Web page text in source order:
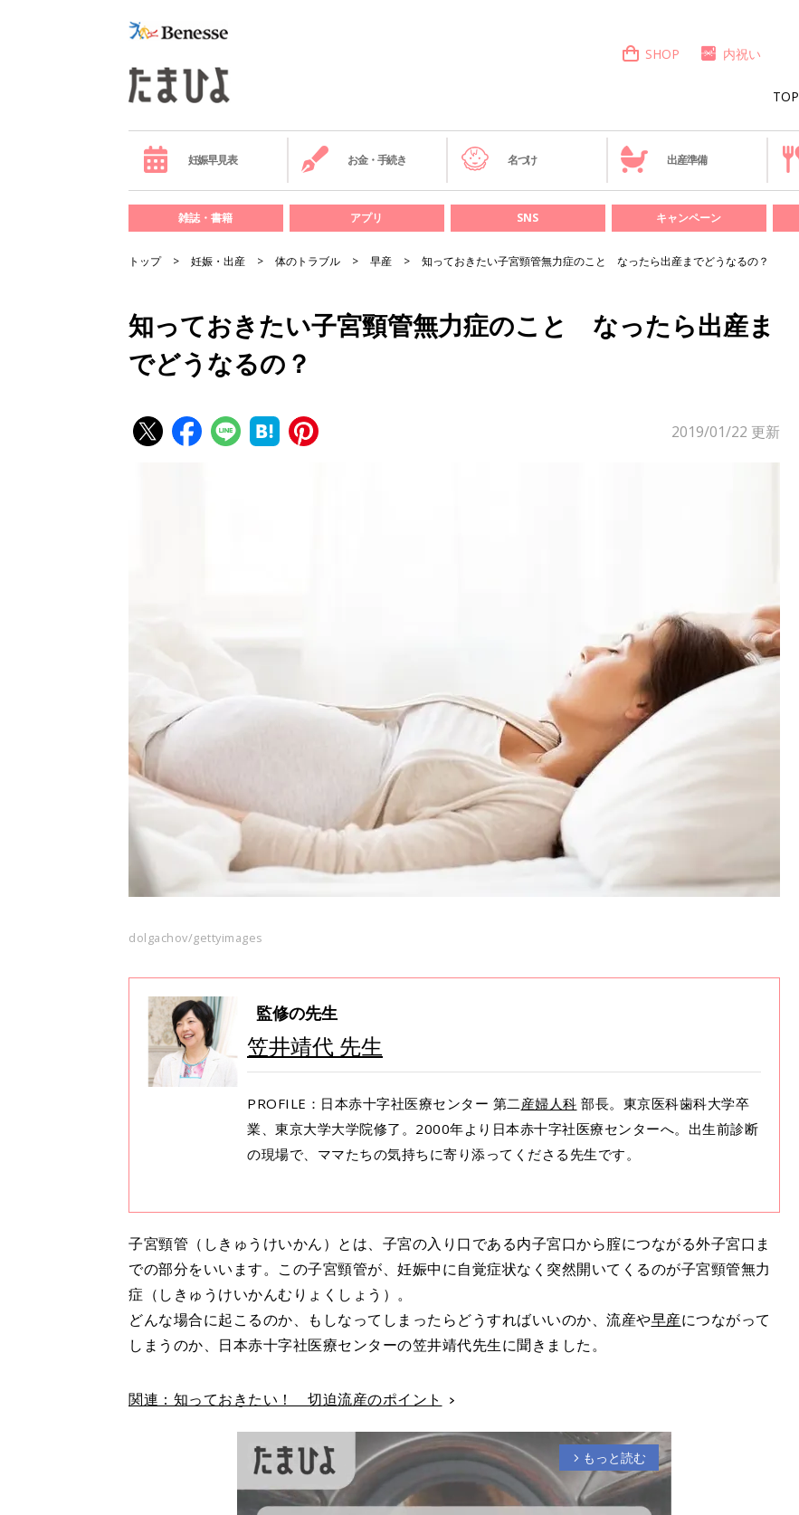
TOP
SHOP 内祝い
妊娠早見表 お金・手続き 名づけ 出産準備
雑誌・書籍 アプリ SNS キャンペーン
トップ 妊娠・出産 体のトラブル 早産 知っておきたい子宮頸管無力症のこと なったら出産までどうなるの？
知っておきたい子宮頸管無力症のこと なったら出産ま
でどうなるの？
2019/01/22 更新
dolgachov/gettyimages
監修の先生
笠井靖代 先生
PROFILE：日本赤十字社医療センター 第二産婦人科 部長。東京医科歯科大学卒
業、東京大学大学院修了。2000年より日本赤十字社医療センターへ。出生前診断
の現場で、ママたちの気持ちに寄り添ってくださる先生です。
子宮頸管（しきゅうけいかん）とは、子宮の入り口である内子宮口から腟につながる外子宮口ま
での部分をいいます。この子宮頸管が、妊娠中に自覚症状なく突然開いてくるのが子宮頸管無力
症（しきゅうけいかんむりょくしょう）。
どんな場合に起こるのか、もしなってしまったらどうすればいいのか、流産や早産につながって
しまうのか、日本赤十字社医療センターの笠井靖代先生に聞きました。
関連：知っておきたい！ 切迫流産のポイント
arrow_forward_ios もっと読む